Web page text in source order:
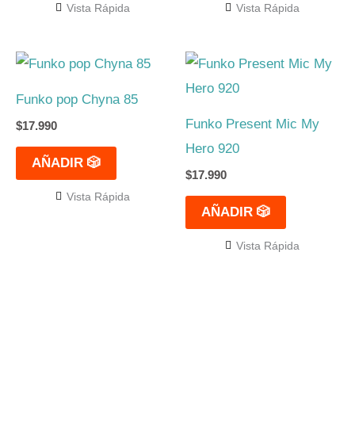
Vista Rápida Vista Rápida
Funko pop Chyna 85
$17.990
AÑADIR 🎲
Vista Rápida
Funko Present Mic My
Hero 920
$17.990
AÑADIR 🎲
Vista Rápida